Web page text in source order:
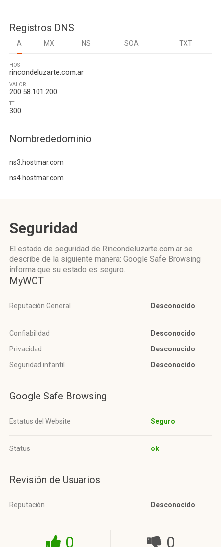
Registros DNS
A MX NS SOA TXT
HOST
rincondeluzarte.com.ar
VALOR
200.58.101.200
TTL
300
Nombrededominio
ns3.hostmar.com
ns4.hostmar.com
Seguridad
El estado de seguridad de Rincondeluzarte.com.ar se
describe de la siguiente manera: Google Safe Browsing
informa que su estado es seguro.
MyWOT
Reputación General Desconocido
Confiabilidad
Desconocido
Privacidad
Desconocido
Seguridad infantil
Desconocido
Google Safe Browsing
Estatus del Website Seguro
Status ok
Revisión de Usuarios
Reputación Desconocido
0 0